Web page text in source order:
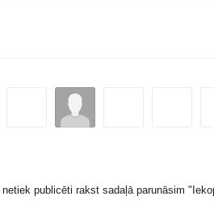
publicēti rakst sadaļā parunāsim